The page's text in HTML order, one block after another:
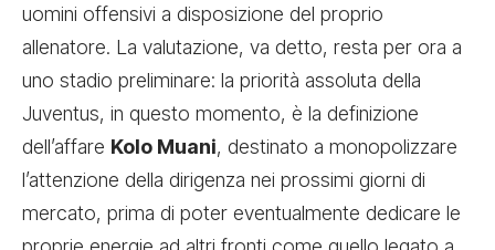
uomini offensivi a disposizione del proprio
allenatore. La valutazione, va detto, resta per ora a
uno stadio preliminare: la priorità assoluta della
Juventus, in questo momento, è la definizione
dell’affare Kolo Muani, destinato a monopolizzare
l’attenzione della dirigenza nei prossimi giorni di
mercato, prima di poter eventualmente dedicare le